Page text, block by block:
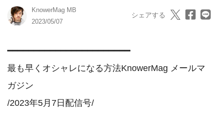
KnowerMag MB
2023/05/07
シェアする
━━━━━━━━━━━━━━━━━━━━━━━
最も早くオシャレになる方法KnowerMag メールマ
ガジン
/2023年5月7日配信号/